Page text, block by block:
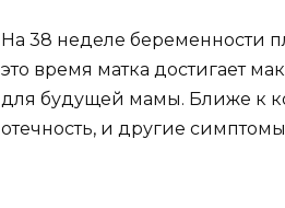
На 38 неделе беременности
это время матка достигает
для будущей мамы. Ближе к
отечность, и другие